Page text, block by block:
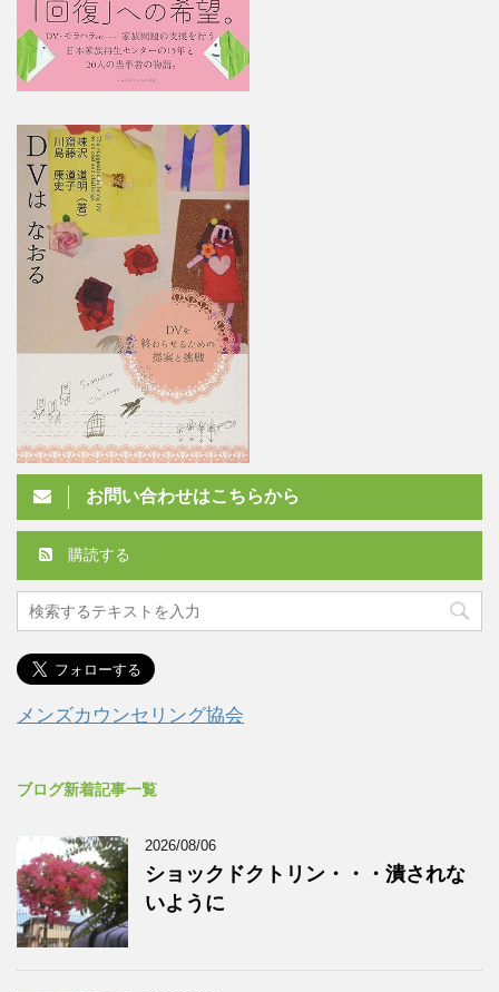
お問い合わせはこちらから
購読する
メンズカウンセリング協会
ブログ新着記事一覧
2026/08/06
ショックドクトリン・・・潰されな
いように